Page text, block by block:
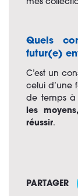
mes
Quels
futur(e)
C’est un
celui d’une
de temps à
les
réussir.
PARTAGER